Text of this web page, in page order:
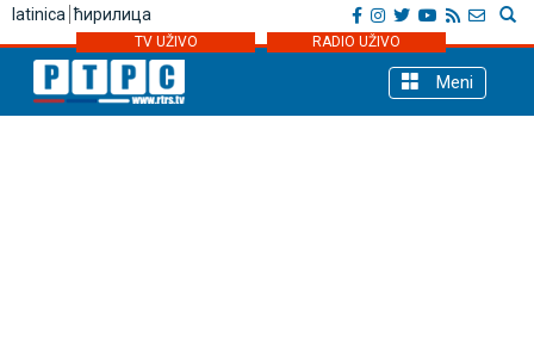
latinica ћирилица
TV UŽIVO RADIO UŽIVO
Meni